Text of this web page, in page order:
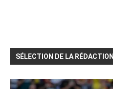
SÉLECTION DE LA RÉDACTION